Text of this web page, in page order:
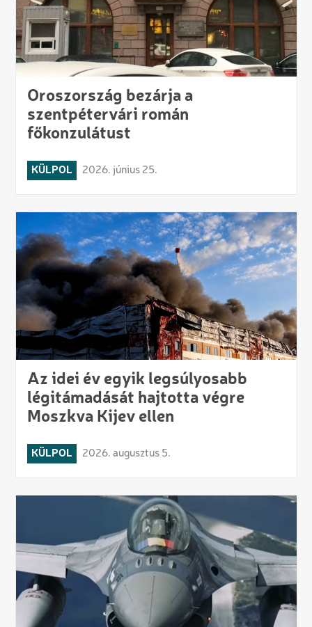
Oroszország bezárja a
szentpétervári román
főkonzulátust
KÜLPOL 2026. június 25.
Az idei év egyik legsúlyosabb
légitámadását hajtotta végre
Moszkva Kijev ellen
KÜLPOL 2026. augusztus 5.